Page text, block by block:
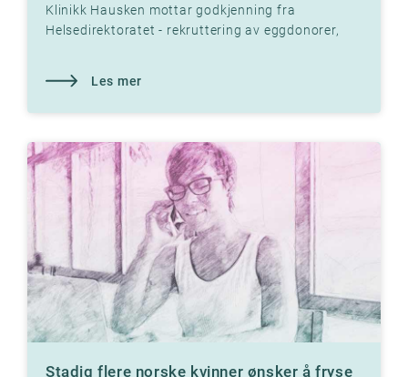
Klinikk Hausken mottar godkjenning fra
Helsedirektoratet - rekruttering av eggdonorer,
Les mer
Stadig flere norske kvinner ønsker å fryse